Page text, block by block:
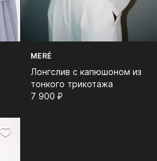
MERÉ
Лонгслив с капюшоном из
тонкого трикотажа
7 900⁠ ⁠₽